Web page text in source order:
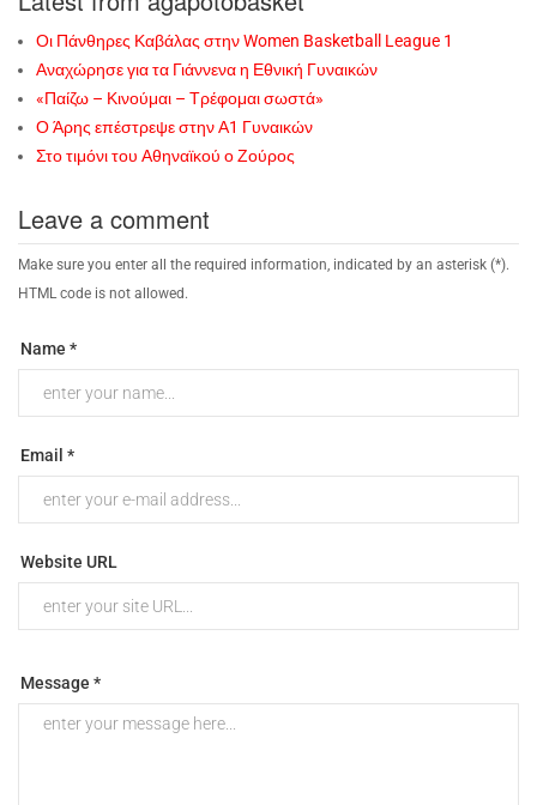
Οι Πάνθηρες Καβάλας στην Women Basketball League 1
Αναχώρησε για τα Γιάννενα η Εθνική Γυναικών
«Παίζω – Κινούμαι – Τρέφομαι σωστά»
Ο Άρης επέστρεψε στην Α1 Γυναικών
Στο τιμόνι του Αθηναϊκού ο Ζούρος
Leave a comment
Make sure you enter all the required information, indicated by an asterisk (*).
HTML code is not allowed.
Name *
Email *
Website URL
Message *